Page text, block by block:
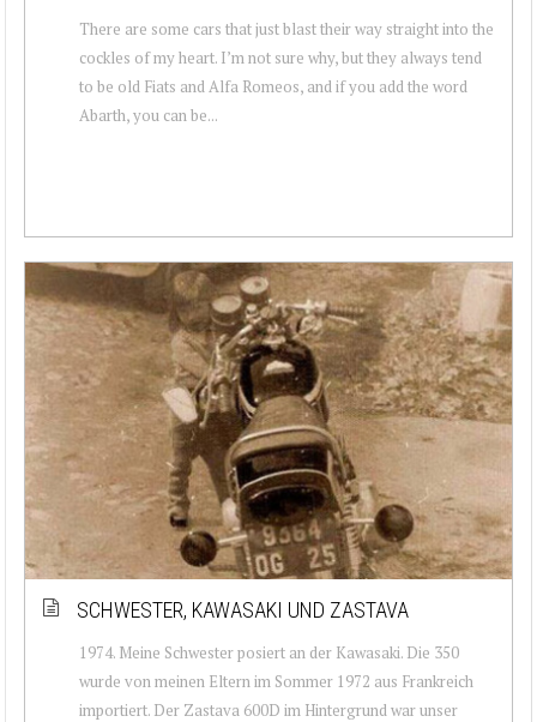
There are some cars that just blast their way straight into the
cockles of my heart. I’m not sure why, but they always tend
to be old Fiats and Alfa Romeos, and if you add the word
Abarth, you can be...
SCHWESTER, KAWASAKI UND ZASTAVA
1974. Meine Schwester posiert an der Kawasaki. Die 350
wurde von meinen Eltern im Sommer 1972 aus Frankreich
importiert. Der Zastava 600D im Hintergrund war unser